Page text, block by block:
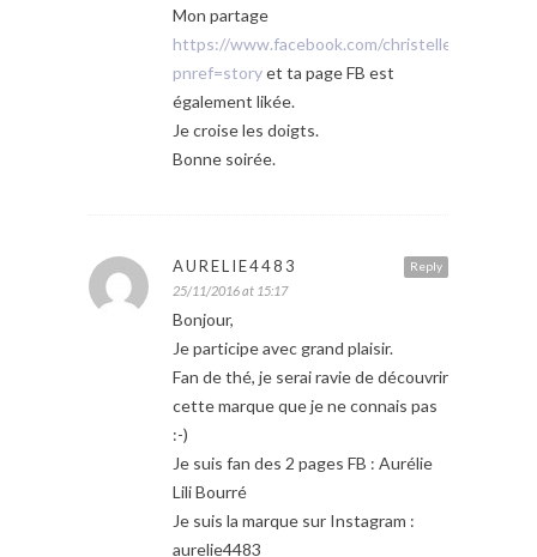
Mon partage
https://www.facebook.com/
pnref=storyet ta page FB est
également likée.
Je croise les doigts.
Bonne soirée.
Reply
AURELIE4483
25/11/2016 at 15:17
Bonjour,
Je participe avec grand plaisir.
Fan de thé, je serai ravie de découvrir
cette marque que je ne connais pas
:-)
Je suis fan des 2 pages FB : Aurélie
Lili Bourré
Je suis la marque sur Instagram :
aurelie4483